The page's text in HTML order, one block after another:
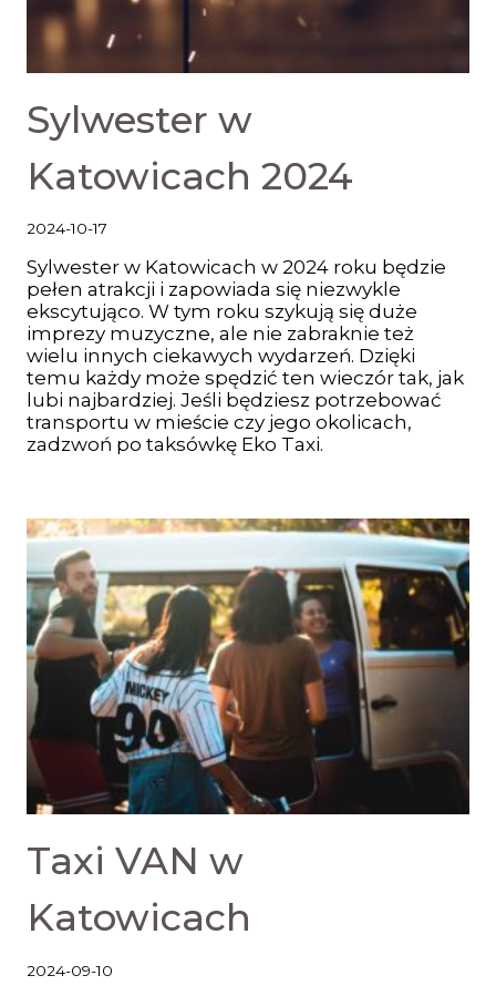
Sylwester w
Katowicach 2024
2024-10-17
Sylwester w Katowicach w 2024 roku będzie
pełen atrakcji i zapowiada się niezwykle
ekscytująco. W tym roku szykują się duże
imprezy muzyczne, ale nie zabraknie też
wielu innych ciekawych wydarzeń. Dzięki
temu każdy może spędzić ten wieczór tak, jak
lubi najbardziej. Jeśli będziesz potrzebować
transportu w mieście czy jego okolicach,
zadzwoń po taksówkę Eko Taxi.
Taxi VAN w
Katowicach
2024-09-10